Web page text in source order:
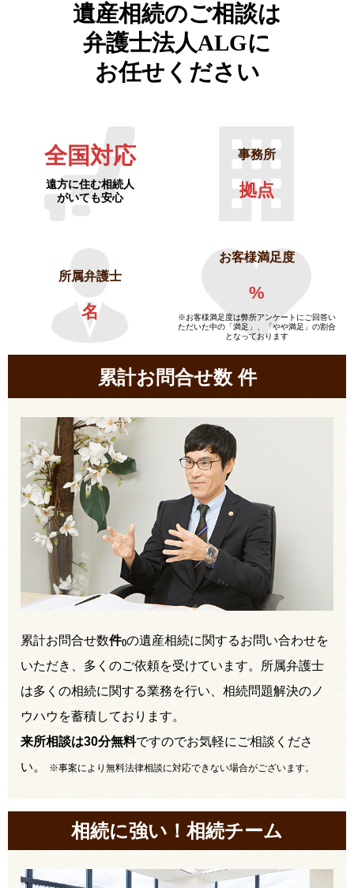
遺産相続のご相談は
弁護士法人ALGに
お任せください
全国対応
遠方に住む相続人
がいても安心
事務所
拠点
所属弁護士
名
お客様満足度
%
※お客様満足度は弊所アンケートにご回答い
ただいた中の「満足」、「やや満足」の割合
となっております
累計お問合せ数件
累計お問合せ数件()の遺産相続に関するお問い合わせを
いただき、多くのご依頼を受けています。所属弁護士
は多くの相続に関する業務を行い、相続問題解決のノ
ウハウを蓄積しております。
来所相談は30分無料ですのでお気軽にご相談くださ
い。
※事案により無料法律相談に対応できない場合がございます。
相続に強い！相続チーム